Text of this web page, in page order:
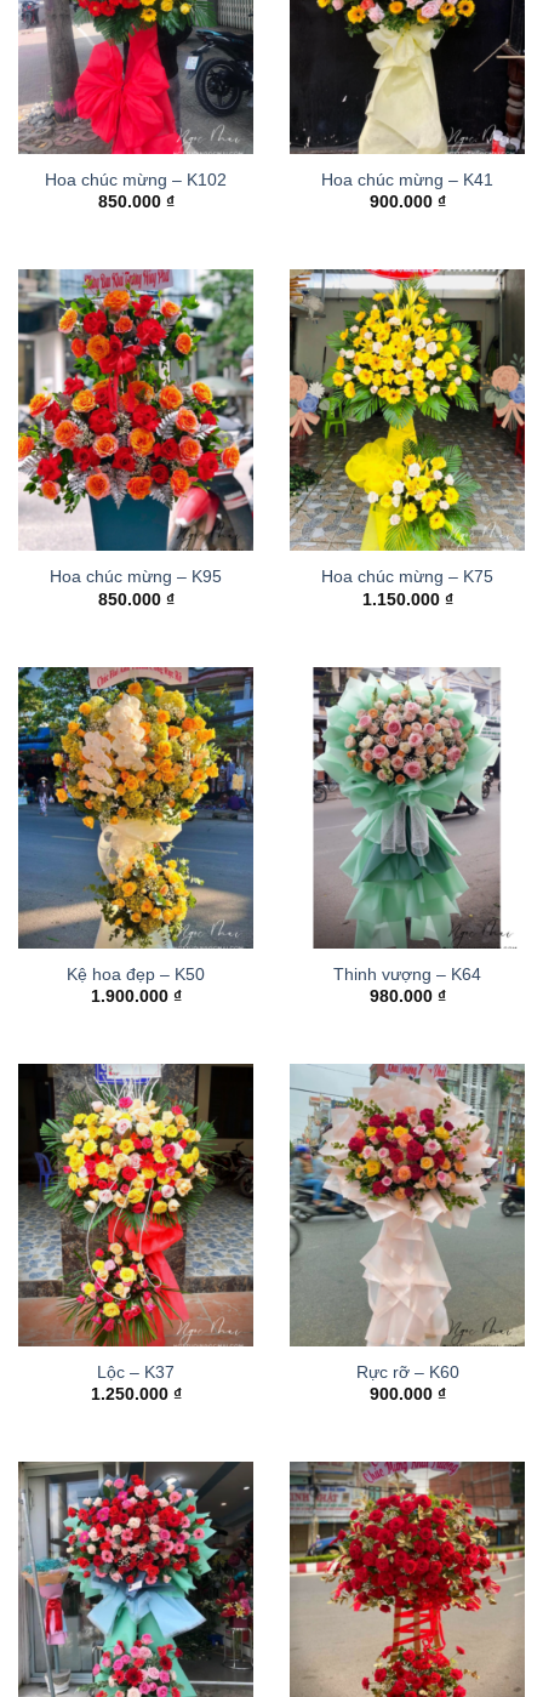
Hoa chúc mừng – K102
850.000 ₫
Hoa chúc mừng – K41
900.000 ₫
Hoa chúc mừng – K95
850.000 ₫
Hoa chúc mừng – K75
1.150.000 ₫
Kệ hoa đẹp – K50
1.900.000 ₫
Thinh vượng – K64
980.000 ₫
Lộc – K37
1.250.000 ₫
Rực rỡ – K60
900.000 ₫